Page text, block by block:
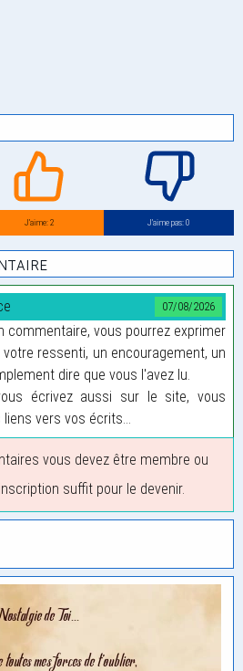
J’aime: 2 J’aime pas: 0
07/08/2026
commentaire, vous pourrez exprimer
ressenti, un encouragement, un
dire que vous l'avez lu.
écrivez aussi sur le site, vous
vers vos écrits...
vous devez être membre ou
suffit pour le devenir.